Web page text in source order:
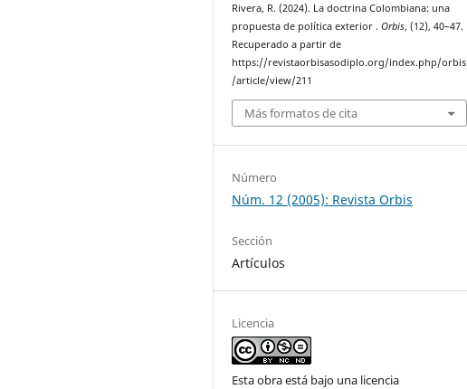
Rivera, R. (2024). La doctrina Colombiana: una
propuesta de política exterior .Orbis, (12), 40–47.
Recuperado a partir de
https://revistaorbisasodiplo.org/index.php/orbis
/article/view/211
Más formatos de cita
Número
Núm. 12 (2005): Revista Orbis
Sección
Artículos
Licencia
Esta obra está bajo una licencia